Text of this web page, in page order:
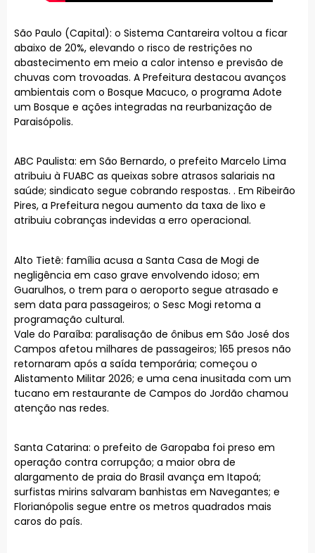
São Paulo (Capital): o Sistema Cantareira voltou a ficar
abaixo de 20%, elevando o risco de restrições no
abastecimento em meio a calor intenso e previsão de
chuvas com trovoadas. A Prefeitura destacou avanços
ambientais com o Bosque Macuco, o programa Adote
um Bosque e ações integradas na reurbanização de
Paraisópolis.
ABC Paulista: em São Bernardo, o prefeito Marcelo Lima
atribuiu à FUABC as queixas sobre atrasos salariais na
saúde; sindicato segue cobrando respostas. . Em Ribeirão
Pires, a Prefeitura negou aumento da taxa de lixo e
atribuiu cobranças indevidas a erro operacional.
Alto Tietê: família acusa a Santa Casa de Mogi de
negligência em caso grave envolvendo idoso; em
Guarulhos, o trem para o aeroporto segue atrasado e
sem data para passageiros; o Sesc Mogi retoma a
programação cultural.
Vale do Paraíba: paralisação de ônibus em São José dos
Campos afetou milhares de passageiros; 165 presos não
retornaram após a saída temporária; começou o
Alistamento Militar 2026; e uma cena inusitada com um
tucano em restaurante de Campos do Jordão chamou
atenção nas redes.
Santa Catarina: o prefeito de Garopaba foi preso em
operação contra corrupção; a maior obra de
alargamento de praia do Brasil avança em Itapoá;
surfistas mirins salvaram banhistas em Navegantes; e
Florianópolis segue entre os metros quadrados mais
caros do país.